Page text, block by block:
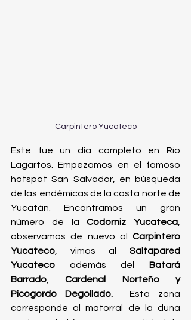
Carpintero Yucateco
Este fue un día completo en Rio
Lagartos. Empezamos en el famoso
hotspot San Salvador, en búsqueda
de las endémicas de la costa norte de
Yucatán. Encontramos un gran
número de la Codorniz Yucateca
observamos de nuevo al Carpintero
Yucateco , vimos al Saltapared
Yucateco además del Batará
Barrado , Cardenal Norteño y
Picogordo Degollado. Esta zona
corresponde al matorral de la duna